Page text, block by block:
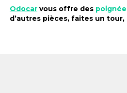
Odocar vous offre des
d’autres pièces, faites un